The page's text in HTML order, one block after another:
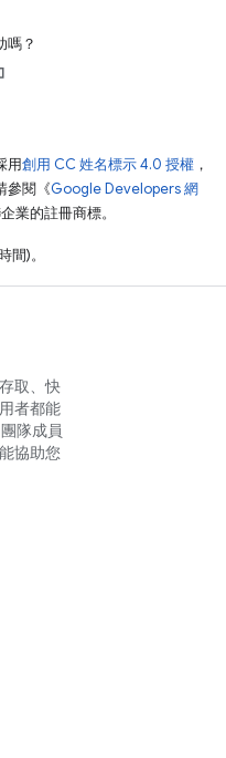
嗎？
用創用 CC 姓名標示 4.0 授權 ，
參閱《Google Developers 網
業的註冊商標。
)。
取、快
者都能
隊成員
協助您